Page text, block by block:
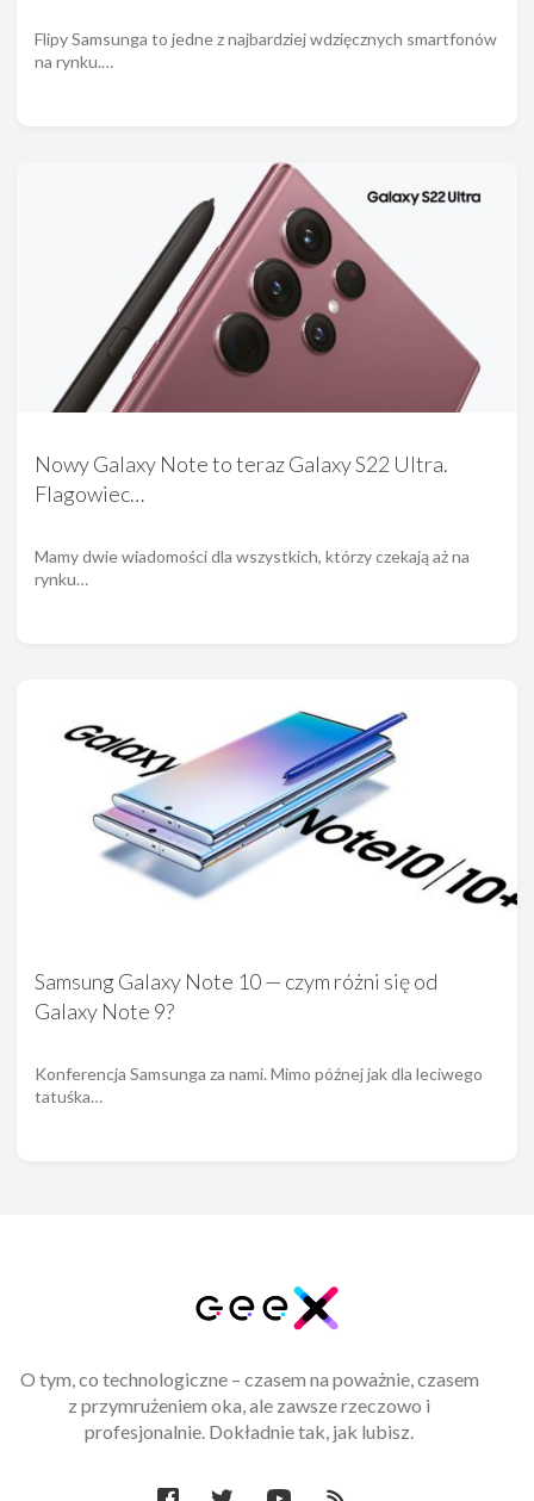
Flipy Samsunga to jedne z najbardziej wdzięcznych smartfonów
na rynku.…
Nowy Galaxy Note to teraz Galaxy S22 Ultra.
Flagowiec…
Mamy dwie wiadomości dla wszystkich, którzy czekają aż na
rynku…
Samsung Galaxy Note 10 — czym różni się od
Galaxy Note 9?
Konferencja Samsunga za nami. Mimo późnej jak dla leciwego
tatuśka…
O tym, co technologiczne – czasem na poważnie, czasem
z przymrużeniem oka, ale zawsze rzeczowo i
profesjonalnie. Dokładnie tak, jak lubisz.